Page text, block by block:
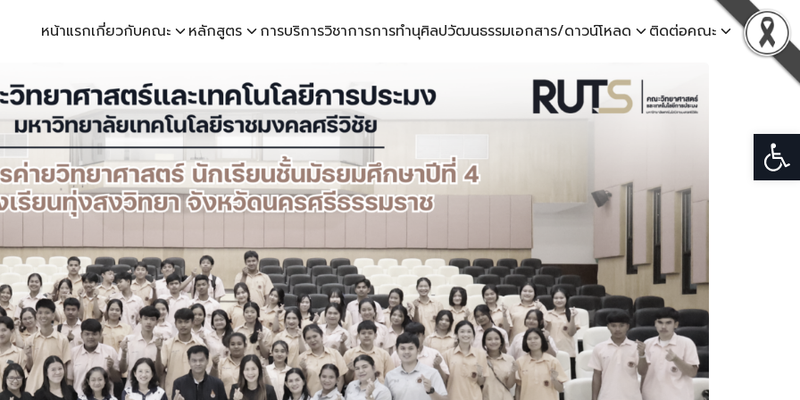
หน้าแรกเกี่ยวกับคณะ หลักสูตร การบริการวิชาการการทำนุศิลปวัฒนธรรมเอกสาร/ดาวน์โหลด
ติดต่อคณะ